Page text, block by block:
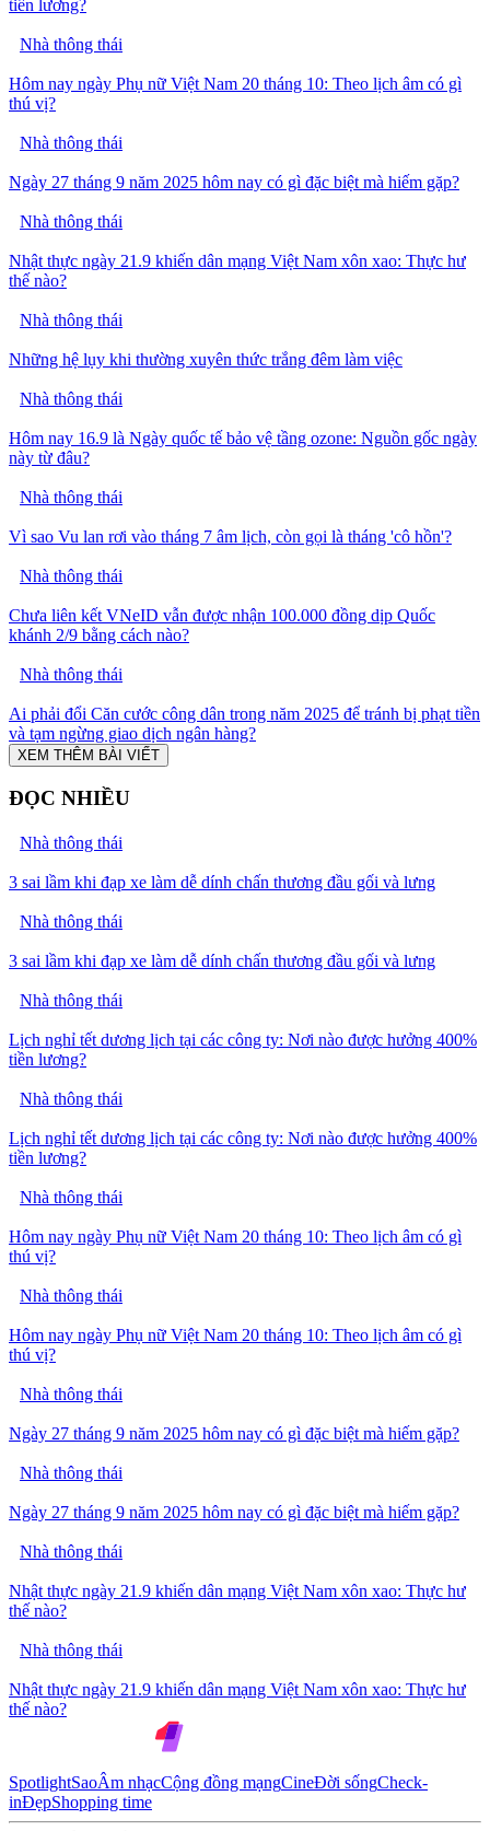
tiền lương?
Nhà thông thái
Hôm nay ngày Phụ nữ Việt Nam 20 tháng 10: Theo lịch âm có gì
thú vị?
Nhà thông thái
Ngày 27 tháng 9 năm 2025 hôm nay có gì đặc biệt mà hiếm gặp?
Nhà thông thái
Nhật thực ngày 21.9 khiến dân mạng Việt Nam xôn xao: Thực hư
thế nào?
Nhà thông thái
Những hệ lụy khi thường xuyên thức trắng đêm làm việc
Nhà thông thái
Hôm nay 16.9 là Ngày quốc tế bảo vệ tầng ozone: Nguồn gốc ngày
này từ đâu?
Nhà thông thái
Vì sao Vu lan rơi vào tháng 7 âm lịch, còn gọi là tháng 'cô hồn'?
Nhà thông thái
Chưa liên kết VNeID vẫn được nhận 100.000 đồng dịp Quốc
khánh 2/9 bằng cách nào?
Nhà thông thái
Ai phải đổi Căn cước công dân trong năm 2025 để tránh bị phạt tiền
và tạm ngừng giao dịch ngân hàng?
XEM THÊM BÀI VIẾT
ĐỌC NHIỀU
Nhà thông thái
3 sai lầm khi đạp xe làm dễ dính chấn thương đầu gối và lưng
Nhà thông thái
3 sai lầm khi đạp xe làm dễ dính chấn thương đầu gối và lưng
Nhà thông thái
Lịch nghỉ tết dương lịch tại các công ty: Nơi nào được hưởng 400%
tiền lương?
Nhà thông thái
Lịch nghỉ tết dương lịch tại các công ty: Nơi nào được hưởng 400%
tiền lương?
Nhà thông thái
Hôm nay ngày Phụ nữ Việt Nam 20 tháng 10: Theo lịch âm có gì
thú vị?
Nhà thông thái
Hôm nay ngày Phụ nữ Việt Nam 20 tháng 10: Theo lịch âm có gì
thú vị?
Nhà thông thái
Ngày 27 tháng 9 năm 2025 hôm nay có gì đặc biệt mà hiếm gặp?
Nhà thông thái
Ngày 27 tháng 9 năm 2025 hôm nay có gì đặc biệt mà hiếm gặp?
Nhà thông thái
Nhật thực ngày 21.9 khiến dân mạng Việt Nam xôn xao: Thực hư
thế nào?
Nhà thông thái
Nhật thực ngày 21.9 khiến dân mạng Việt Nam xôn xao: Thực hư
thế nào?
SpotlightSaoÂm nhạcCộng đồng mạngCineĐời sốngCheck-
inĐẹpShopping time